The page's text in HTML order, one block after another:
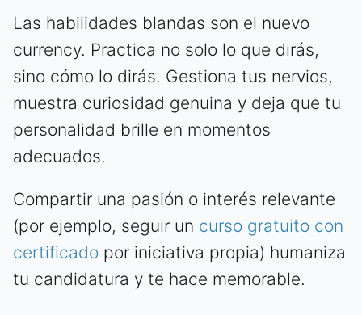
Las habilidades blandas son el nuevo
currency. Practica no solo lo que dirás,
sino cómo lo dirás. Gestiona tus nervios,
muestra curiosidad genuina y deja que tu
personalidad brille en momentos
adecuados.
Compartir una pasión o interés relevante
(por ejemplo, seguir un curso gratuito con
certificado por iniciativa propia) humaniza
tu candidatura y te hace memorable.